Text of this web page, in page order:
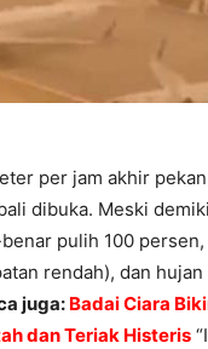
per jam akhir
dibuka. Meski
pulih 100
rendah), dan
juga: Badai Ciara
dan Teriak Histeris